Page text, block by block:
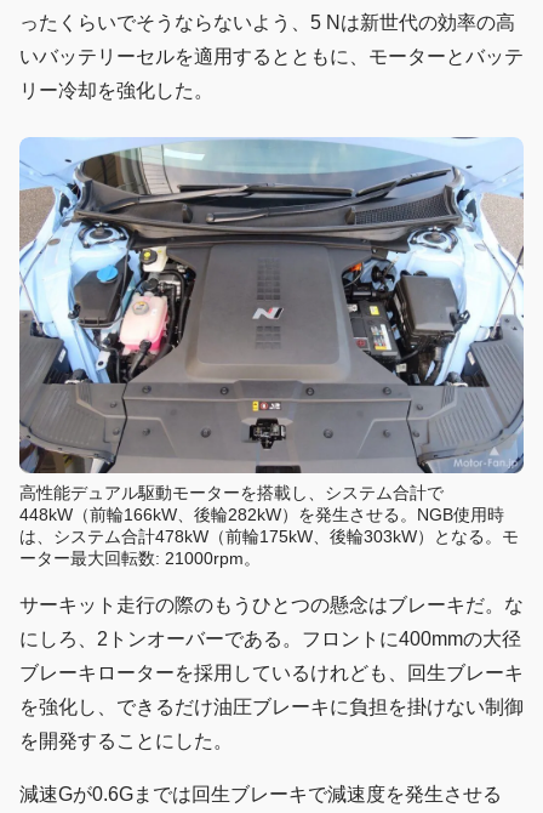
ったくらいでそうならないよう、5 Nは新世代の効率の高
いバッテリーセルを適用するとともに、モーターとバッテ
リー冷却を強化した。
高性能デュアル駆動モーターを搭載し、システム合計で
448kW（前輪166kW、後輪282kW）を発生させる。NGB使用時
は、システム合計478kW（前輪175kW、後輪303kW）となる。モ
ーター最大回転数: 21000rpm。
サーキット走行の際のもうひとつの懸念はブレーキだ。な
にしろ、2トンオーバーである。フロントに400mmの大径
ブレーキローターを採用しているけれども、回生ブレーキ
を強化し、できるだけ油圧ブレーキに負担を掛けない制御
を開発することにした。
減速Gが0.6Gまでは回生ブレーキで減速度を発生させる